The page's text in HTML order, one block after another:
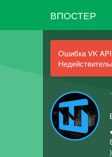
ВПОСТЕР
Ошибка VK